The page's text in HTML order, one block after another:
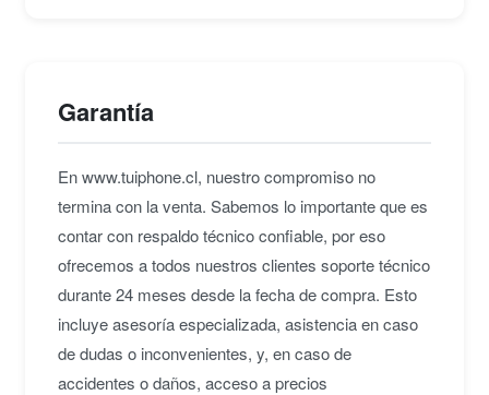
Garantía
En www.tuiphone.cl, nuestro compromiso no
termina con la venta. Sabemos lo importante que es
contar con respaldo técnico confiable, por eso
ofrecemos a todos nuestros clientes soporte técnico
durante 24 meses desde la fecha de compra. Esto
incluye asesoría especializada, asistencia en caso
de dudas o inconvenientes, y, en caso de
accidentes o daños, acceso a precios